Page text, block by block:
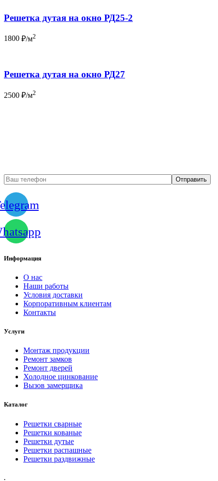
Решетка дутая на окно РД25-2
1800 ₽/м2
Решетка дутая на окно РД27
2500 ₽/м2
Информация
О нас
Наши работы
Условия доставки
Корпоративным клиентам
Контакты
Услуги
Монтаж продукции
Ремонт замков
Ремонт дверей
Холодное цинкование
Вызов замерщика
Каталог
Решетки сварные
Решетки кованые
Решетки дутые
Решетки распашные
Решетки раздвижные
.